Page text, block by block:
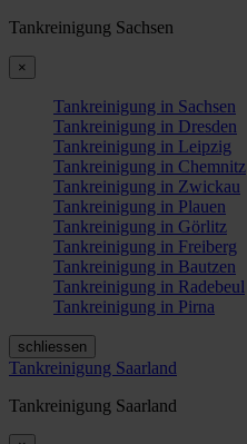
Tankreinigung Sachsen
×
Tankreinigung in Sachsen
Tankreinigung in Dresden
Tankreinigung in Leipzig
Tankreinigung in Chemnitz
Tankreinigung in Zwickau
Tankreinigung in Plauen
Tankreinigung in Görlitz
Tankreinigung in Freiberg
Tankreinigung in Bautzen
Tankreinigung in Radebeul
Tankreinigung in Pirna
schliessen
Tankreinigung Saarland
Tankreinigung Saarland